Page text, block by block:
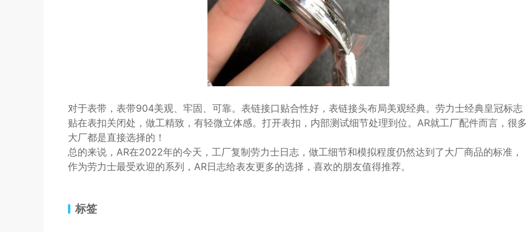
对于表带，表带904美观、牢固、可靠。表链接口贴合性好，表链接头布局美观经典。劳力士经典皇冠标志
贴在表扣关闭处，做工精致，有轻微立体感。打开表扣，内部测试细节处理到位。AR就工厂配件而言，很多
大厂都是直接选择的！
总的来说，AR在2022年的今天，工厂复制劳力士日志，做工细节和模拟程度仍然达到了大厂商品的标准，
作为劳力士最受欢迎的系列，AR日志给表友更多的选择，喜欢的朋友值得推荐。
标签